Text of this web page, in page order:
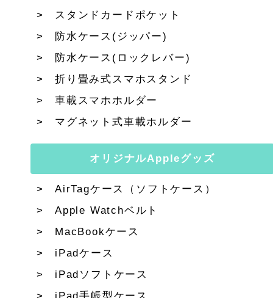
スタンドカードポケット
防水ケース(ジッパー)
防水ケース(ロックレバー)
折り畳み式スマホスタンド
車載スマホホルダー
マグネット式車載ホルダー
オリジナルAppleグッズ
AirTagケース（ソフトケース）
Apple Watchベルト
MacBookケース
iPadケース
iPadソフトケース